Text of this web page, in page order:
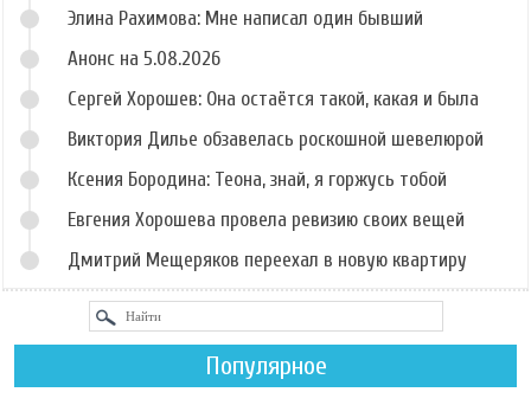
Элина Рахимова: Мне написал один бывший
Анонс на 5.08.2026
Сергей Хорошев: Она остаётся такой, какая и была
Виктория Дилье обзавелась роскошной шевелюрой
Ксения Бородина: Теона, знай, я горжусь тобой
Евгения Хорошева провела ревизию своих вещей
Дмитрий Мещеряков переехал в новую квартиру
Популярное